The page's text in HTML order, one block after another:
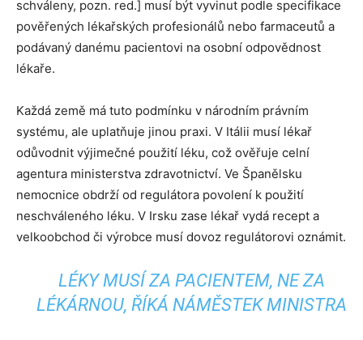
schváleny, pozn. red.] musí být vyvinut podle specifikace
pověřených lékařských profesionálů nebo farmaceutů a
podávaný danému pacientovi na osobní odpovědnost
lékaře.
Každá země má tuto podmínku v národním právním
systému, ale uplatňuje jinou praxi. V Itálii musí lékař
odůvodnit výjimečné použití léku, což ověřuje celní
agentura ministerstva zdravotnictví. Ve Španělsku
nemocnice obdrží od regulátora povolení k použití
neschváleného léku. V Irsku zase lékař vydá recept a
velkoobchod či výrobce musí dovoz regulátorovi oznámit.
LÉKY MUSÍ ZA PACIENTEM, NE ZA
LÉKÁRNOU, ŘÍKÁ NÁMĚSTEK MINISTRA